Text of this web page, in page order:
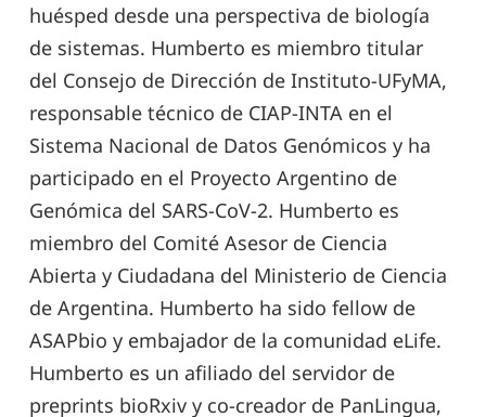
huésped desde una perspectiva de biología
de sistemas. Humberto es miembro titular
del Consejo de Dirección de Instituto-UFyMA,
responsable técnico de CIAP-INTA en el
Sistema Nacional de Datos Genómicos y ha
participado en el Proyecto Argentino de
Genómica del SARS-CoV-2. Humberto es
miembro del Comité Asesor de Ciencia
Abierta y Ciudadana del Ministerio de Ciencia
de Argentina. Humberto ha sido fellow de
ASAPbio y embajador de la comunidad eLife.
Humberto es un afiliado del servidor de
preprints bioRxiv y co-creador de PanLingua,